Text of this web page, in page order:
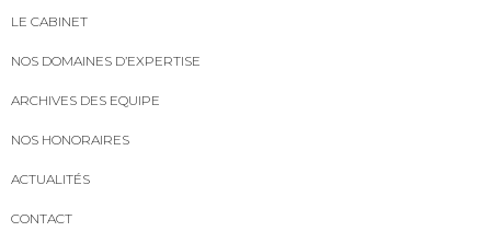
LE CABINET
NOS DOMAINES D’EXPERTISE
ARCHIVES DES EQUIPE
NOS HONORAIRES
ACTUALITÉS
CONTACT